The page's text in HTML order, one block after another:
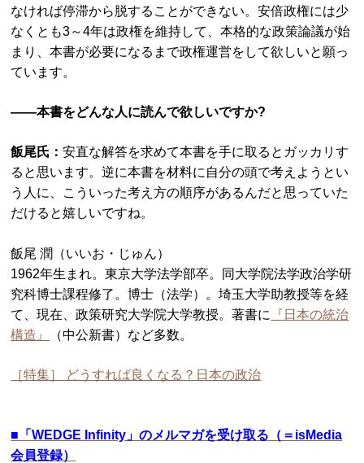
なければ停滞から脱することができない。安倍政権には少
なくとも3～4年は政権を維持して、本格的な政策論議が始
まり、本書が必要になるまで政権運営をして欲しいと願っ
ています。
――本書をどんな人に読んで欲しいですか?
飯尾氏：安直な解答を求めて本書を手に取るとガッカリす
ると思います。逆に本書を材料に自分の頭で考えようとい
う人に、こういった考え方の順序があるんだと思っていた
だけると嬉しいですね。
飯尾 潤（いいお・じゅん）
1962年生まれ。東京大学法学部卒。同大学院法学政治学研
究科博士課程修了。博士（法学）。埼玉大学助教授等を経
て、現在、政策研究大学院大学教授。著書に
『日本の統治
構造』
（中公新書）など多数。
［特集］ どうすれば良くなる？日本の政治
■ 「WEDGE Infinity」のメルマガを受け取る（＝isMedia
会員登録）